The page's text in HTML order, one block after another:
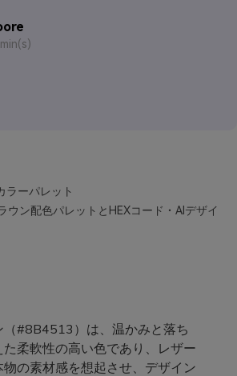
ラーパレット
ウン配色パレットとHEXコード・AIデザイ
（#8B4513）は、温かみと落ち
柔軟性の高い色であり、レザー
の素材感を想起させ、デザイン